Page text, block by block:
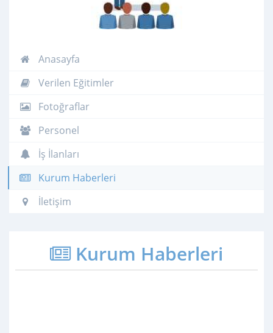
Anasayfa
Verilen Eğitimler
Fotoğraflar
Personel
İş İlanları
Kurum Haberleri
İletişim
Kurum Haberleri